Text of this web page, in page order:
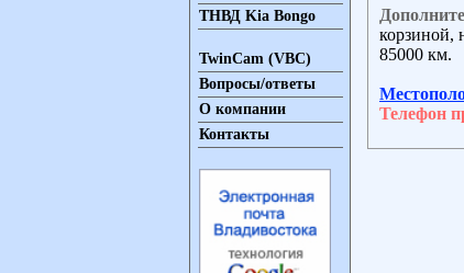
ТНВД Kia Bongo
TwinCam (VBC)
Вопросы/ответы
О компании
Контакты
корзиной,
85000 км.
Телефон